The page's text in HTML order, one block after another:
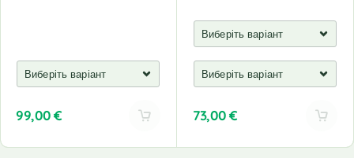
99,00€ 73,00€